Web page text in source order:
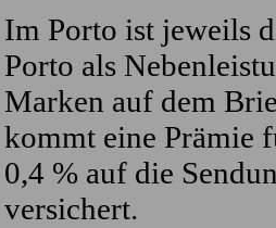
Im Porto ist jeweils
Porto als
Marken auf dem
kommt eine Prämie
0,4 % auf die
versichert.